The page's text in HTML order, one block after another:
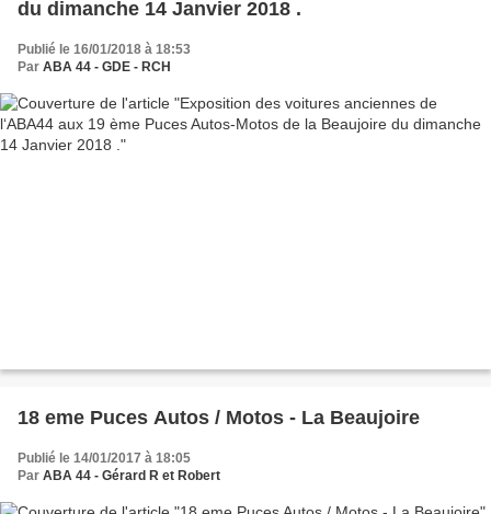
du dimanche 14 Janvier 2018 .
Publié le 16/01/2018 à 18:53
Par ABA 44 - GDE - RCH
18 eme Puces Autos / Motos - La Beaujoire
Publié le 14/01/2017 à 18:05
Par ABA 44 - Gérard R et Robert